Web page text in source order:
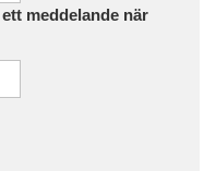
meddelande när